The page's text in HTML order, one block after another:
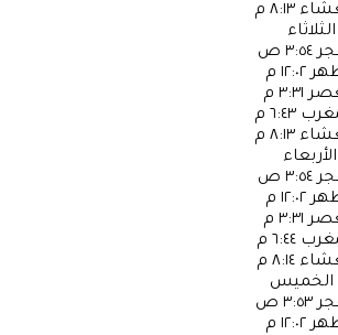
٨:١٣ م
الثلاثاء
٣:٥٤ ص
١٢:٠٢ م
٣:٣١ م
٦:٤٣ م
٨:١٣ م
الأربعاء
٣:٥٤ ص
١٢:٠٢ م
٣:٣١ م
٦:٤٤ م
٨:١٤ م
الخميس
٣:٥٣ ص
١٢:٠٢ م